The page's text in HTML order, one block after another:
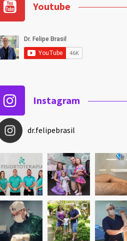
Youtube
Instagram
dr.felipebrasil